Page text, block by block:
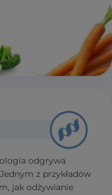
odgrywa
z przykładów
jak odżywianie